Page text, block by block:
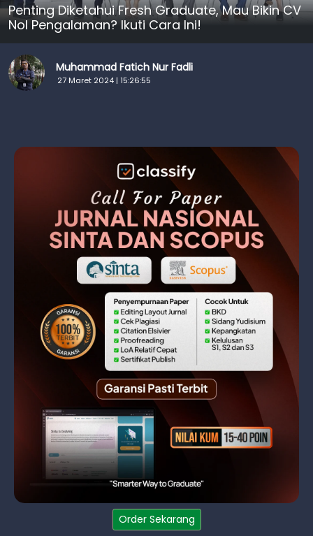
Penting Diketahui Fresh Graduate, Mau Bikin CV
Nol Pengalaman? Ikuti Cara Ini!
Muhammad Fatich Nur Fadli
27 Maret 2024 | 15:26:55
Order Sekarang